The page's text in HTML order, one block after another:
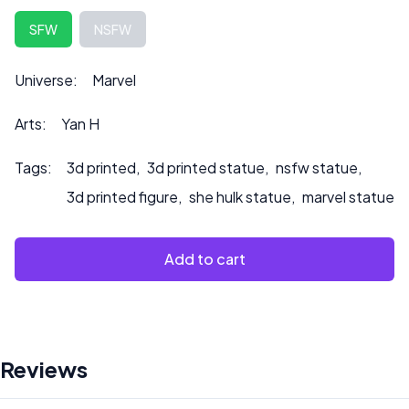
Die Höhe kann auf Anfrage angepasst werden, was sich
auch auf den Preis auswirken kann.
Bitte kontaktieren Sie uns unter ***
oder wenn Sie möchten, dass wir das Produkt bemalen.
SFW NSFW
Universe: Marvel
Arts: Yan H
Tags: 3d printed, 3d printed statue, nsfw statue,
3d printed figure, she hulk statue, marvel statue
Add to cart
Reviews